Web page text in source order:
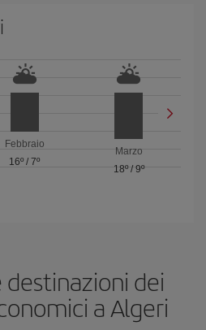
Febbraio
16º / 7º
Marzo
18º/ 9º
dei
a Algeri